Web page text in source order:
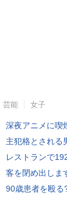
芸能 女子
深夜アニメに喫
主犯格とされる
レストランで
客を閉め出しま
90歳患者を殴る